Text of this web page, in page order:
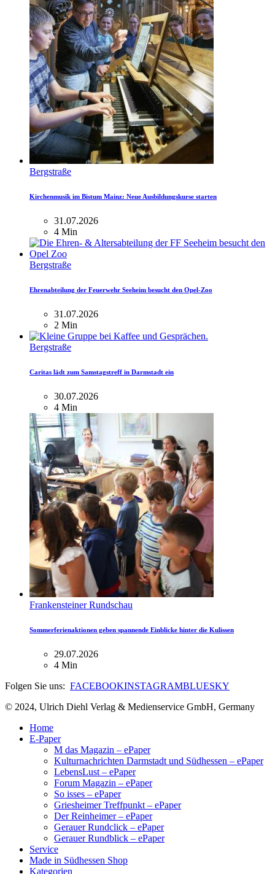
Bergstraße
Kirchenmusik im Bistum Mainz: Neue Ausbildungskurse starten
31.07.2026
4 Min
Bergstraße
Ehrenabteilung der Feuerwehr Seeheim besucht den Opel-Zoo
31.07.2026
2 Min
Bergstraße
Caritas lädt zum Samstagstreff in Darmstadt ein
30.07.2026
4 Min
Frankensteiner Rundschau
Sommerferienaktionen geben spannende Einblicke hinter die Kulissen
29.07.2026
4 Min
Folgen Sie uns: FACEBOOKINSTAGRAMBLUESKY
© 2024, Ulrich Diehl Verlag & Medienservice GmbH, Germany
Home
E-Paper
M das Magazin – ePaper
Kulturnachrichten Darmstadt und Südhessen – ePaper
LebensLust – ePaper
Forum Magazin – ePaper
So isses – ePaper
Griesheimer Treffpunkt – ePaper
Der Reinheimer – ePaper
Gerauer Rundclick – ePaper
Gerauer Rundblick – ePaper
Service
Made in Südhessen Shop
Kategorien